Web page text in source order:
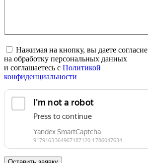
Нажимая на кнопку, вы даете согласие
на обработку персональных данных
и соглашаетесь c Политикой
конфиденциальности